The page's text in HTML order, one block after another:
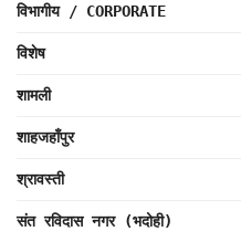
विभागीय / CORPORATE
विशेष
शामली
शाहजहाँपुर
श्रावस्ती
संत रविदास नगर (भदोही)